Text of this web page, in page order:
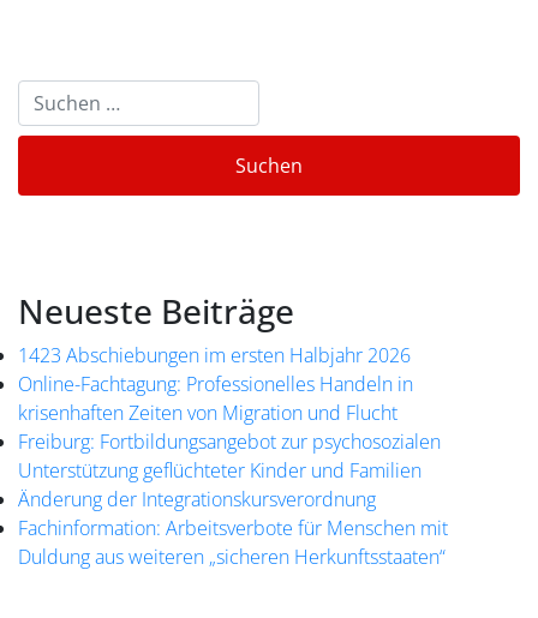
Neueste Beiträge
1423 Abschiebungen im ersten Halbjahr 2026
Online-Fachtagung: Professionelles Handeln in
krisenhaften Zeiten von Migration und Flucht
Freiburg: Fortbildungsangebot zur psychosozialen
Unterstützung geflüchteter Kinder und Familien
Änderung der Integrationskursverordnung
Fachinformation: Arbeitsverbote für Menschen mit
Duldung aus weiteren „sicheren Herkunftsstaaten“